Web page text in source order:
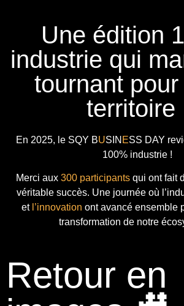
Une édition
industrie qui
tournant
territoire
En 2025, le SQY BUSIN ESS DAY
100% industrie !
Merci aux 300 participantsqui ont fait
véritable succès. Une journée où
et l’innovation ont avancé ensemble
transformation de notre
Retour en